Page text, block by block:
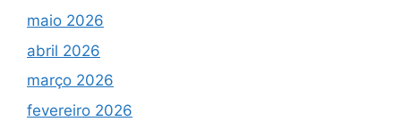
maio 2026
abril 2026
março 2026
fevereiro 2026